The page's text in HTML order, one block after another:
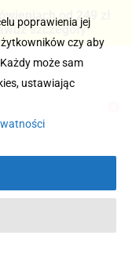
od 249 zł
szczegóły
poprawienia jej
czy aby
może sam
ustawiając